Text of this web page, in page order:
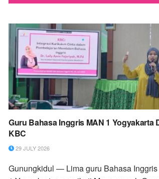
Guru Bahasa Inggris MAN 1 Yogyakarta
KBC
29 JULY 2026
Gunungkidul — Lima guru Bahasa Inggris